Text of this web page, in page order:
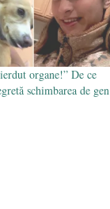
organe!” De ce
schimbarea de gen